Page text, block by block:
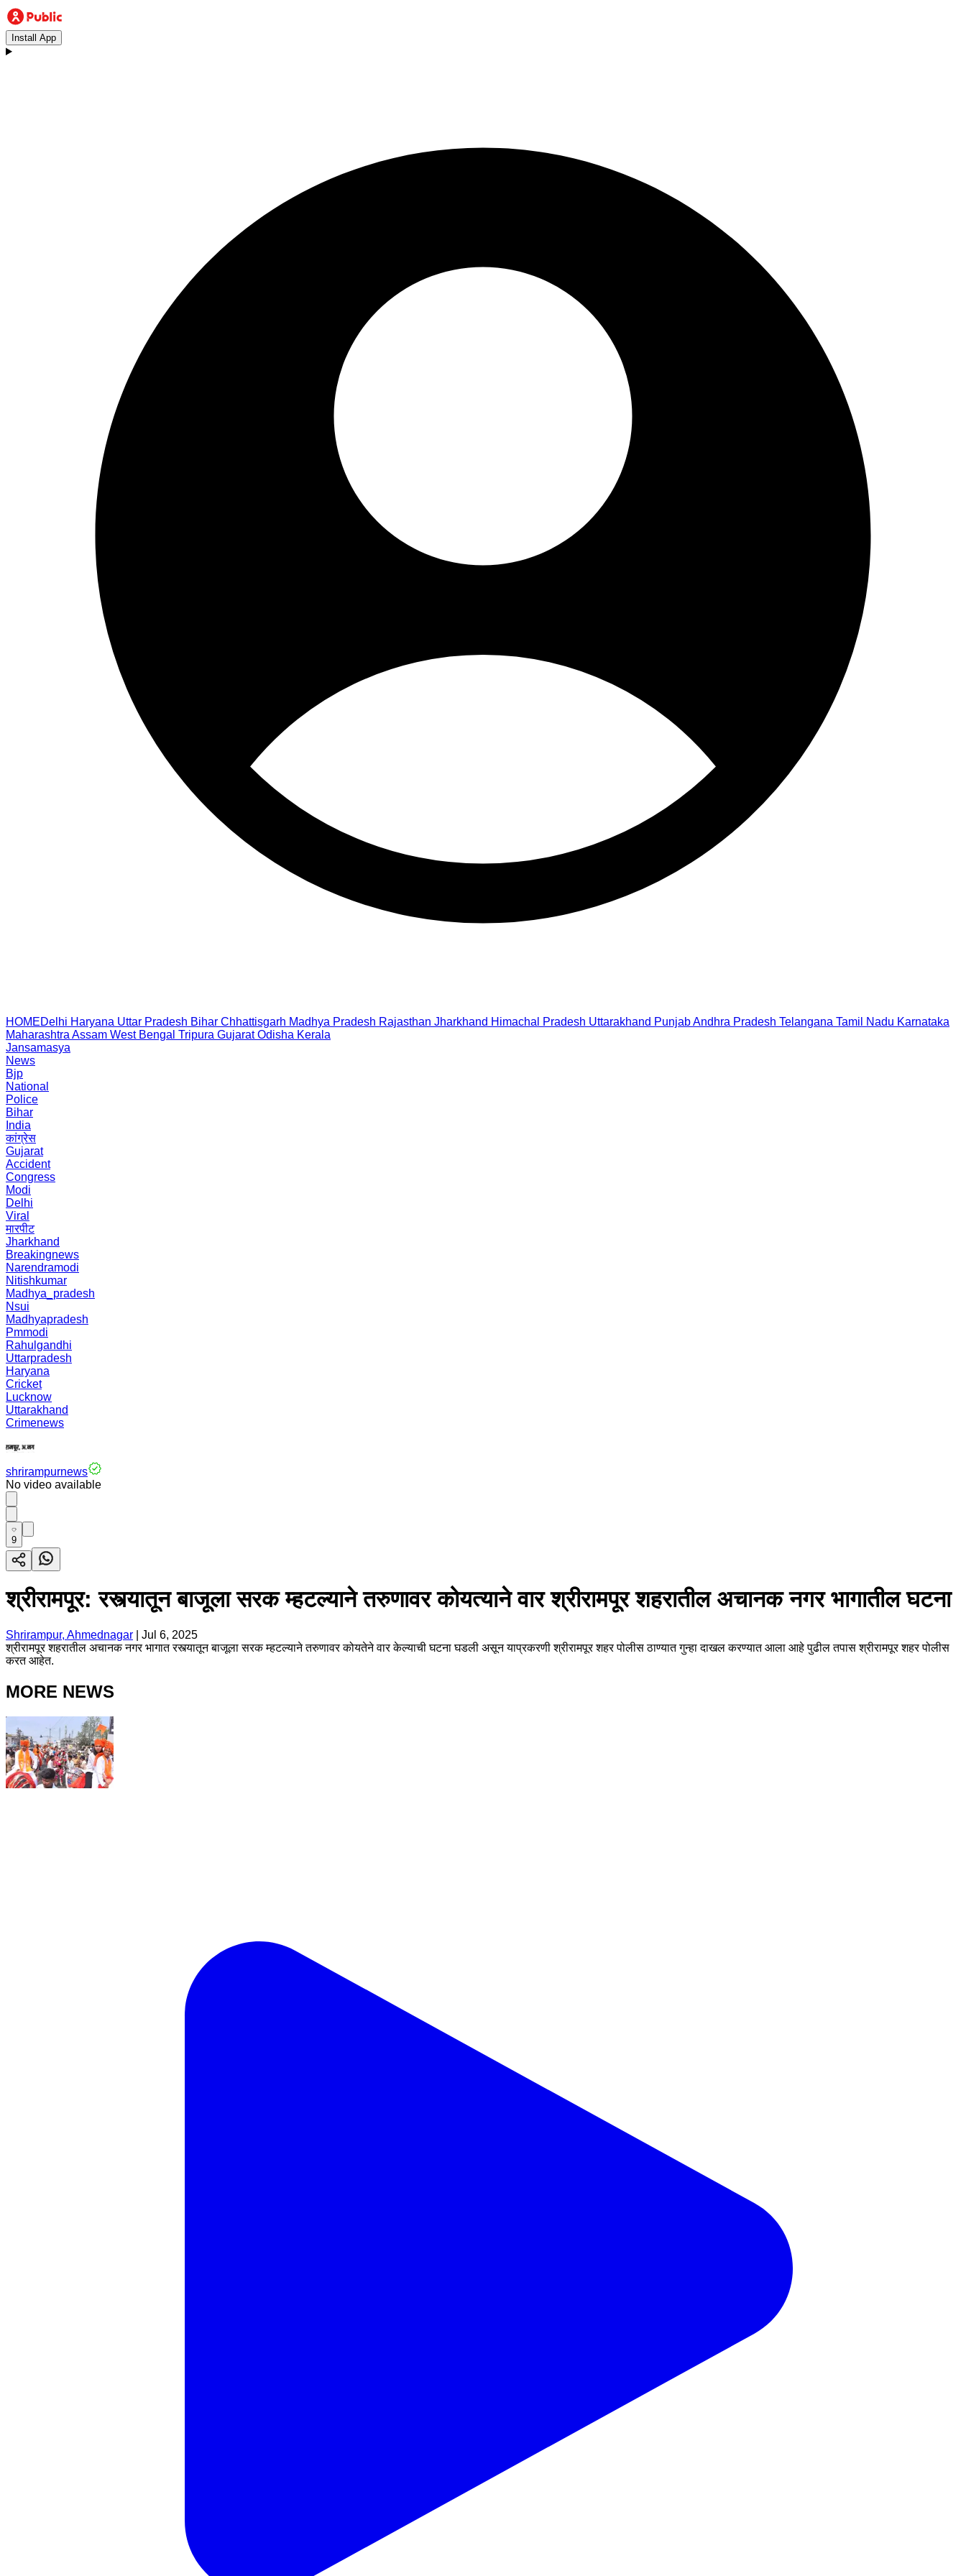
Install App
HOMEDelhi Haryana Uttar Pradesh Bihar Chhattisgarh Madhya Pradesh Rajasthan Jharkhand Himachal Pradesh Uttarakhand PunjabAndhra Pradesh Telangana Tamil Nadu Karnataka
Maharashtra Assam West Bengal Tripura Gujarat Odisha Kerala
Jansamasya
News
Bjp
National
Police
Bihar
India
कांग्रेस
Gujarat
Accident
Congress
Modi
Delhi
Viral
मारपीट
Jharkhand
Breakingnews
Narendramodi
Nitishkumar
Madhya_pradesh
Nsui
Madhyapradesh
Pmmodi
Rahulgandhi
Uttarpradesh
Haryana
Cricket
Lucknow
Uttarakhand
Crimenews
shrirampurnews
No video available
9
श्रीरामपूर: रस्त्यातून बाजूला सरक म्हटल्याने तरुणावर कोयत्याने वार श्रीरामपूर शहरातील अचानक नगर भागातील घटना
Shrirampur, Ahmednagar
Jul 6, 2025
श्रीरामपूर शहरातील अचानक नगर भागात रस्त्यातून बाजूला सरक म्हटल्याने तरुणावर कोयतेने वार केल्याची घटना घडली असून याप्रकरणी श्रीरामपूर शहर पोलीस ठाण्यात गुन्हा दाखल करण्यात आला आहे पुढील तपास श्रीरामपूर शहर पोलीस
करत आहेत.
MORE NEWS